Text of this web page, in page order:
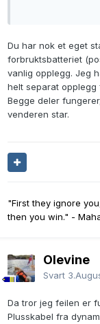
Du har nok et eget
forbruktsbatteriet
vanlig opplegg. Jeg
helt separat
Begge deler
venderen star.
"First they ignore
then you win." -
Olevine
Svart
Da tror jeg feilen er
Plusskabel fra